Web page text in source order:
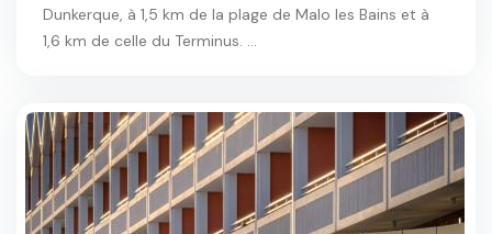
Dunkerque, à 1,5 km de la plage de Malo les Bains et à
1,6 km de celle du Terminus. ...